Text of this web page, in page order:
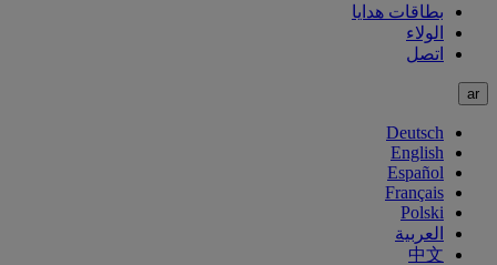
بطاقات هدايا
الولاء
اتصل
ar
Deutsch
English
Español
Français
Polski
العربية
中文